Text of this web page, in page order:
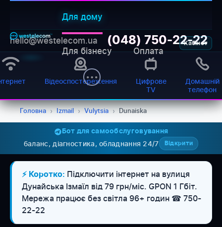
Для дому
Для бізнесу Оплата
Кабінет
hello@westelecom.ua (048) 750-22-22
Відеоспостереження
Цифрове
TV
Домашній
телефон
Головна › Izmail › Vulytsia › Dunaiska
Бот для самообслуговування
баланс, діагностика, обладнання 24/7 Відкрити
⚡ Коротко: Підключити інтернет на вулиця
Дунайська Ізмаїл від 79 грн/міс. GPON 1 Гбіт.
Мережа працює без світла 96+ годин ☎ 750-
22-22
WESTELECOM
Онлайн-підтримка